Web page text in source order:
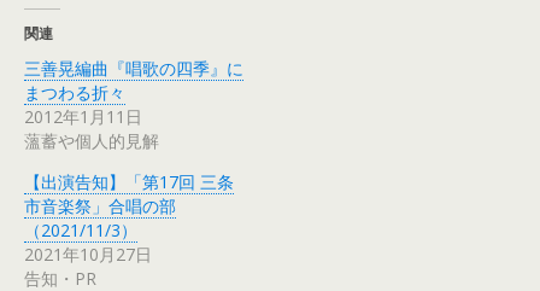
関連
三善晃編曲『唱歌の四季』に
まつわる折々
2012年1月11日
薀蓄や個人的見解
【出演告知】「第17回 三条
市音楽祭」合唱の部
（2021/11/3）
2021年10月27日
告知・PR